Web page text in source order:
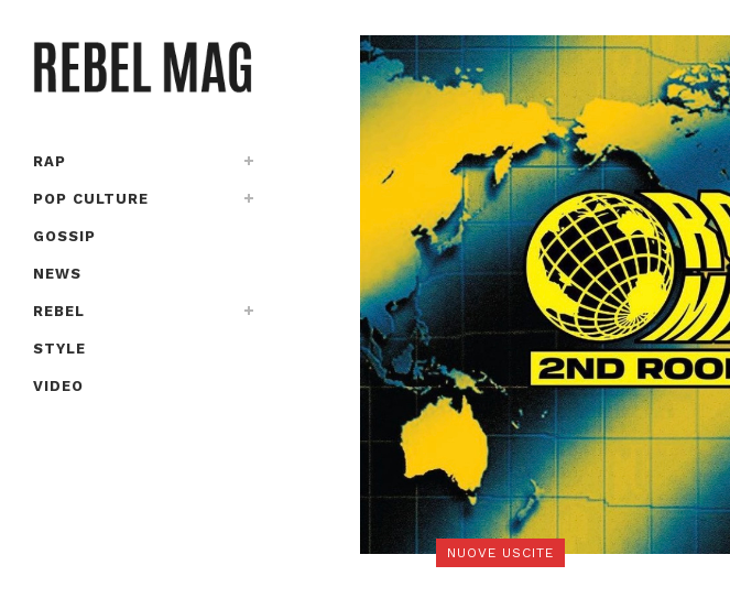
RAP
POP CULTURE
GOSSIP
NEWS
REBEL
STYLE
VIDEO
NUOVE USCITE